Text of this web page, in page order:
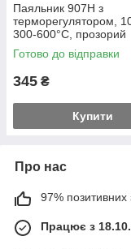
Паяльник 907H з
терморегулятором,
300-600°C, прозорий
Готово до відправки
345 ₴
Купити
Про нас
97% позитивних
Працює з